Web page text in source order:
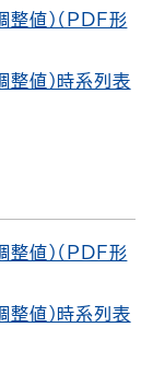
整値）（PDF形
整値）時系列表
整値）（PDF形
整値）時系列表